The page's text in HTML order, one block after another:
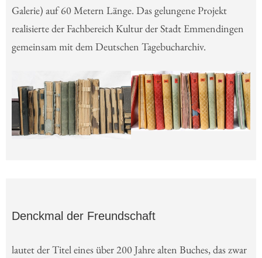
Galerie) auf 60 Metern Länge. Das gelungene Projekt
realisierte der Fachbereich Kultur der Stadt Emmendingen
gemeinsam mit dem Deutschen Tagebucharchiv.
Denckmal der Freundschaft
lautet der Titel eines über 200 Jahre alten Buches, das zwar